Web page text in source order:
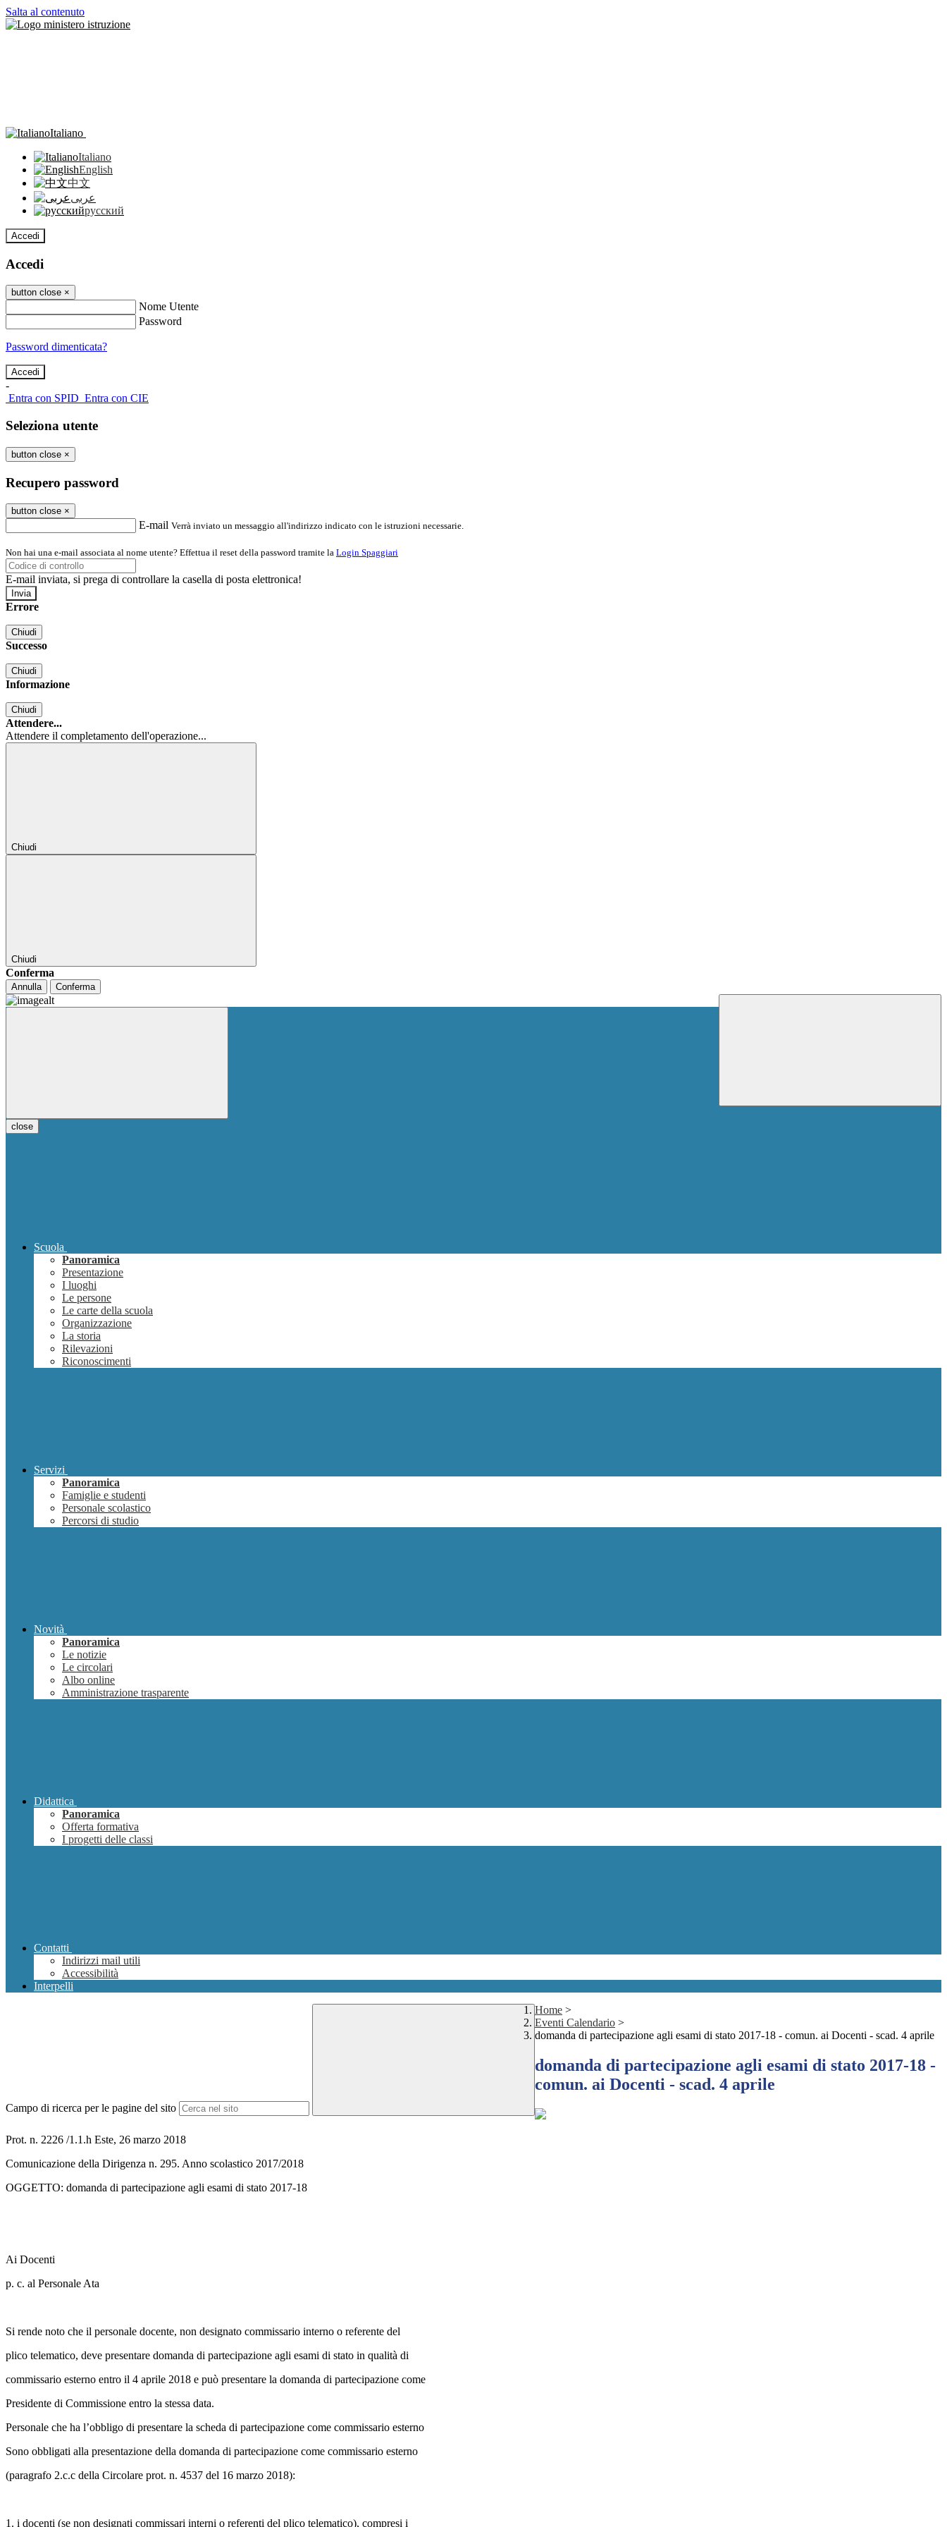
Salta al contenuto
Italiano
Italiano
English
中文
عربى
русский
Accedi
Accedi
button close ×
Nome Utente
Password
Password dimenticata?
-
Entra con SPID Entra con CIE
Seleziona utente
button close ×
Recupero password
button close ×
E-mail Verrà inviato un messaggio all'indirizzo indicato con le istruzioni necessarie.
Non hai una e-mail associata al nome utente? Effettua il reset della password tramite la Login Spaggiari
E-mail inviata, si prega di controllare la casella di posta elettronica!
Errore
Chiudi
Successo
Chiudi
Informazione
Chiudi
Attendere...
Attendere il completamento dell'operazione...
Chiudi
Chiudi
Conferma
Annulla Conferma
close
Scuola
Panoramica
Presentazione
I luoghi
Le persone
Le carte della scuola
Organizzazione
La storia
Rilevazioni
Riconoscimenti
Servizi
Panoramica
Famiglie e studenti
Personale scolastico
Percorsi di studio
Novità
Panoramica
Le notizie
Le circolari
Albo online
Amministrazione trasparente
Didattica
Panoramica
Offerta formativa
I progetti delle classi
Contatti
Indirizzi mail utili
Accessibilità
Interpelli
Campo di ricerca per le pagine del sito
Home >
Eventi Calendario >
domanda di partecipazione agli esami di stato 2017-18 - comun. ai Docenti - scad. 4 aprile
domanda di partecipazione agli esami di stato 2017-18 -
comun. ai Docenti - scad. 4 aprile
Prot. n. 2226 /1.1.h Este, 26 marzo 2018
Comunicazione della Dirigenza n. 295. Anno scolastico 2017/2018
OGGETTO: domanda di partecipazione agli esami di stato 2017-18
Ai Docenti
p. c. al Personale Ata
Si rende noto che il personale docente, non designato commissario interno o referente del
plico telematico, deve presentare domanda di partecipazione agli esami di stato in qualità di
commissario esterno entro il 4 aprile 2018 e può presentare la domanda di partecipazione come
Presidente di Commissione entro la stessa data.
Personale che ha l’obbligo di presentare la scheda di partecipazione come commissario esterno
Sono obbligati alla presentazione della domanda di partecipazione come commissario esterno
(paragrafo 2.c.c della Circolare prot. n. 4537 del 16 marzo 2018):
1. i docenti (se non designati commissari interni o referenti del plico telematico), compresi i